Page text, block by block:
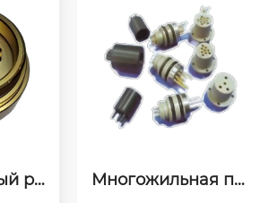
ра
Многожильная пр